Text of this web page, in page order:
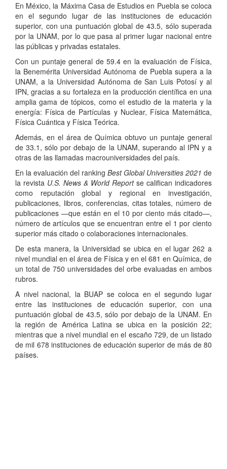
En México, la Máxima Casa de Estudios en Puebla se coloca
en el segundo lugar de las instituciones de educación
superior, con una puntuación global de 43.5, sólo superada
por la UNAM, por lo que pasa al primer lugar nacional entre
las públicas y privadas estatales.
Con un puntaje general de 59.4 en la evaluación de Física,
la Benemérita Universidad Autónoma de Puebla supera a la
UNAM, a la Universidad Autónoma de San Luis Potosí y al
IPN, gracias a su fortaleza en la producción científica en una
amplia gama de tópicos, como el estudio de la materia y la
energía: Física de Partículas y Nuclear, Física Matemática,
Física Cuántica y Física Teórica.
Además, en el área de Química obtuvo un puntaje general
de 33.1, sólo por debajo de la UNAM, superando al IPN y a
otras de las llamadas macrouniversidades del país.
En la evaluación del ranking Best Global Universities 2021 de
la revista U.S. News & World Reportse califican indicadores
como reputación global y regional en investigación,
publicaciones, libros, conferencias, citas totales, número de
publicaciones —que están en el 10 por ciento más citado—,
número de artículos que se encuentran entre el 1 por ciento
superior más citado o colaboraciones internacionales.
De esta manera, la Universidad se ubica en el lugar 262 a
nivel mundial en el área de Física y en el 681 en Química, de
un total de 750 universidades del orbe evaluadas en ambos
rubros.
A nivel nacional, la BUAP se coloca en el segundo lugar
entre las instituciones de educación superior, con una
puntuación global de 43.5, sólo por debajo de la UNAM. En
la región de América Latina se ubica en la posición 22;
mientras que a nivel mundial en el escaño 729, de un listado
de mil 678 instituciones de educación superior de más de 80
países.